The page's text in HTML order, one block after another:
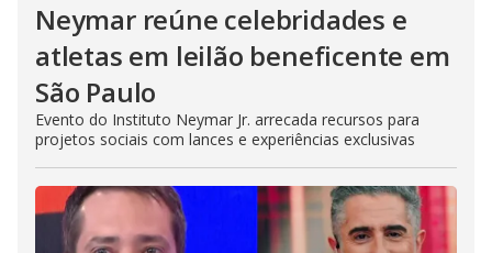
Neymar reúne celebridades e
atletas em leilão beneficente em
São Paulo
Evento do Instituto Neymar Jr. arrecada recursos para
projetos sociais com lances e experiências exclusivas